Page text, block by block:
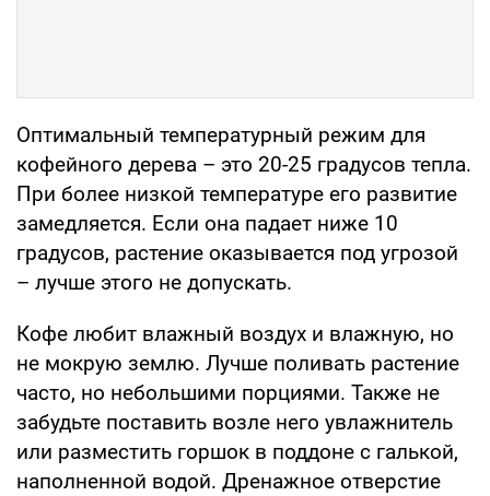
Оптимальный температурный режим для
кофейного дерева – это 20-25 градусов тепла.
При более низкой температуре его развитие
замедляется. Если она падает ниже 10
градусов, растение оказывается под угрозой
– лучше этого не допускать.
Кофе любит влажный воздух и влажную, но
не мокрую землю. Лучше поливать растение
часто, но небольшими порциями. Также не
забудьте поставить возле него увлажнитель
или разместить горшок в поддоне с галькой,
наполненной водой. Дренажное отверстие